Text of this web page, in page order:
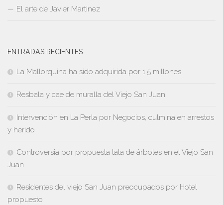
El arte de Javier Martinez
ENTRADAS RECIENTES
La Mallorquina ha sido adquirida por 1.5 millones
Resbala y cae de muralla del Viejo San Juan
Intervención en La Perla por Negocios, culmina en arrestos
y herido
Controversia por propuesta tala de árboles en el Viejo San
Juan
Residentes del viejo San Juan preocupados por Hotel
propuesto